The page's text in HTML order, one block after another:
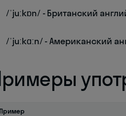
/ˈjuːkɒn/ - Британский
/ˈjuːkɑːn/ - Американский
Пример